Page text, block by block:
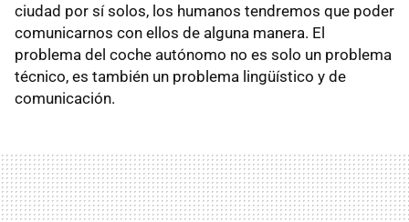
ciudad por sí solos, los humanos tendremos que poder
comunicarnos con ellos de alguna manera. El
problema del coche autónomo no es solo un problema
técnico, es también un problema lingüístico y de
comunicación.